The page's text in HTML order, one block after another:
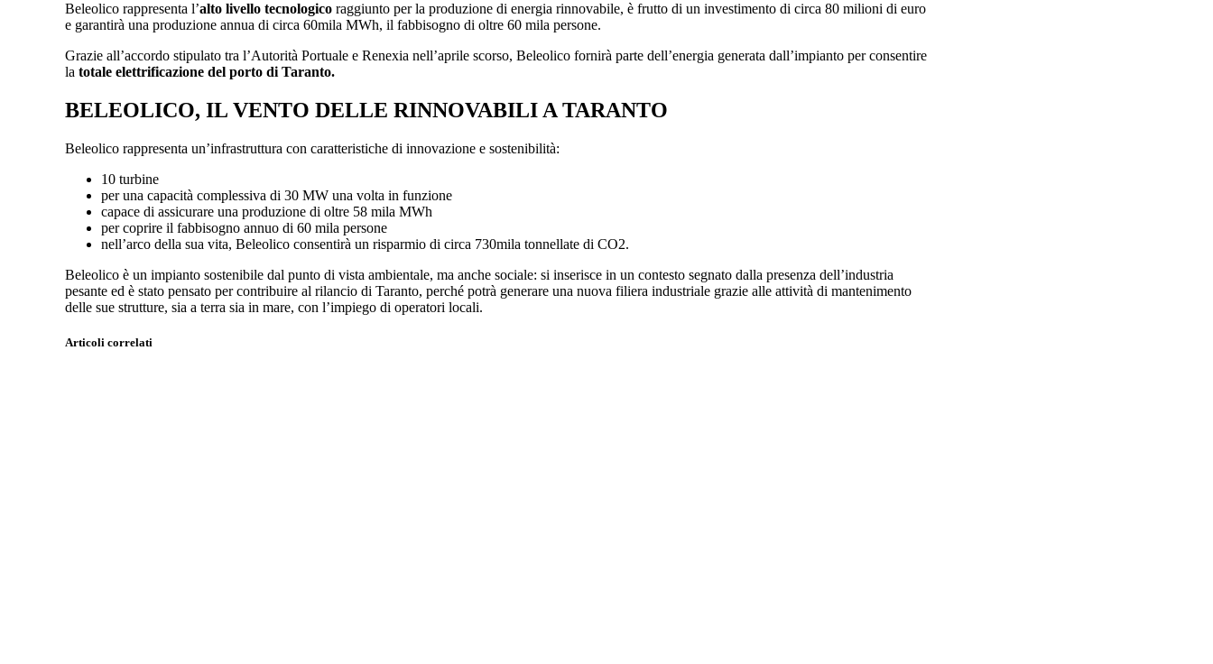
Beleolico rappresenta l’alto livello tecnologico raggiunto per la produzione di energia rinnovabile, è frutto di un investimento di circa 80 milioni di euro
e garantirà una produzione annua di circa 60mila MWh, il fabbisogno di oltre 60 mila persone.
Grazie all’accordo stipulato tra l’Autorità Portuale e Renexia nell’aprile scorso, Beleolico fornirà parte dell’energia generata dall’impianto per consentire
la totale elettrificazione del porto di Taranto.
BELEOLICO, IL VENTO DELLE RINNOVABILI A TARANTO
Beleolico rappresenta un’infrastruttura con caratteristiche di innovazione e sostenibilità:
10 turbine
per una capacità complessiva di 30 MW una volta in funzione
capace di assicurare una produzione di oltre 58 mila MWh
per coprire il fabbisogno annuo di 60 mila persone
nell’arco della sua vita, Beleolico consentirà un risparmio di circa 730mila tonnellate di CO2.
Beleolico è un impianto sostenibile dal punto di vista ambientale, ma anche sociale: si inserisce in un contesto segnato dalla presenza dell’industria
pesante ed è stato pensato per contribuire al rilancio di Taranto, perché potrà generare una nuova filiera industriale grazie alle attività di mantenimento
delle sue strutture, sia a terra sia in mare, con l’impiego di operatori locali.
Articoli correlati